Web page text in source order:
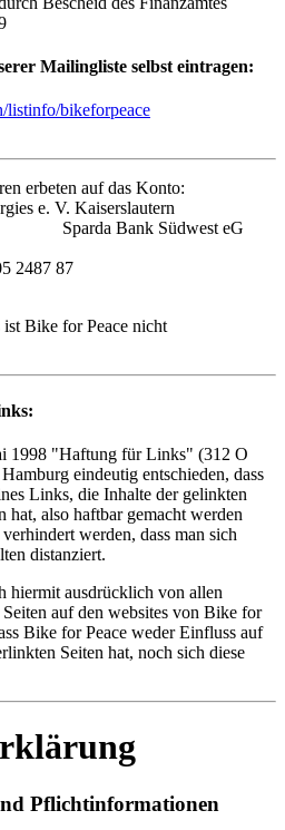
Mailingliste selbst eintragen:
listinfo/bikeforpeace
erbeten auf das Konto:
e. V. Kaiserslautern
Bank Südwest eG
2487 87
Bike for Peace nicht
1998 "Haftung für Links" (312 O
eindeutig entschieden, dass
Links, die Inhalte der gelinkten
hat, also haftbar gemacht werden
werden, dass man sich
distanziert.
hiermit ausdrücklich von allen
auf den websites von Bike for
Bike for Peace weder Einfluss auf
Seiten hat, noch sich diese
Pflichtinformationen